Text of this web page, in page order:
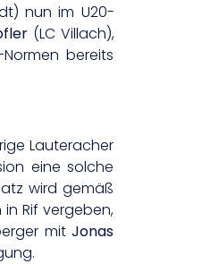
nun im U20-
(LC Villach),
bereits
Lauteracher
eine solche
wird gemäß
Rif vergeben,
mitJonas